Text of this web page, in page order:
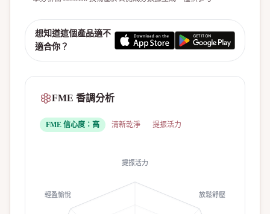
想知道這個產品適不
適合你？
FME 香調分析
FME 信心度： 高 清新乾淨 提振活力
提振活力
放鬆舒壓
輕盈愉悅